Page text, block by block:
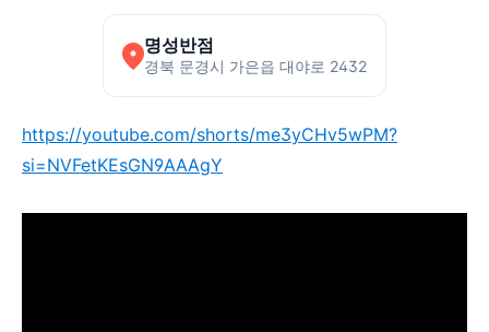
명성반점
경북 문경시 가은읍 대야로 2432
https://youtube.com/shorts/me3yCHv5wPM?
si=NVFetKEsGN9AAAgY